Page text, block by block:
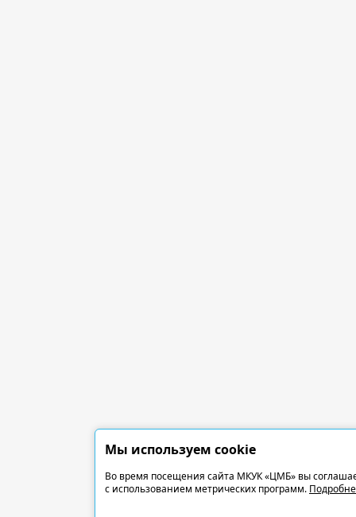
Мы используем cookie
Во время посещения сайта МКУК «ЦМБ» вы
с использованием метрических программ.